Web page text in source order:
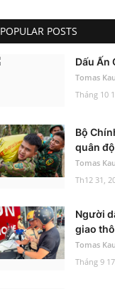
POPULAR POSTS
Dấu Ấn
Tomas
Tháng 10
Bộ
quân
Tomas
Th12 31,
Người
giao
Tomas
Tháng 9